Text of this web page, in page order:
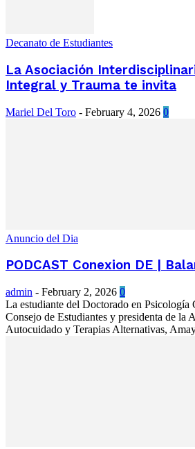
Decanato de Estudiantes
La Asociación
Integral y Trauma te invita
Mariel Del Toro - February 4, 2026 0
Anuncio del Dia
PODCAST Conexion DE |
admin - February 2, 2026 0
La estudiante del Doctorado en Psicología
Consejo de Estudiantes y presidenta de la
Autocuidado y Terapias Alternativas,